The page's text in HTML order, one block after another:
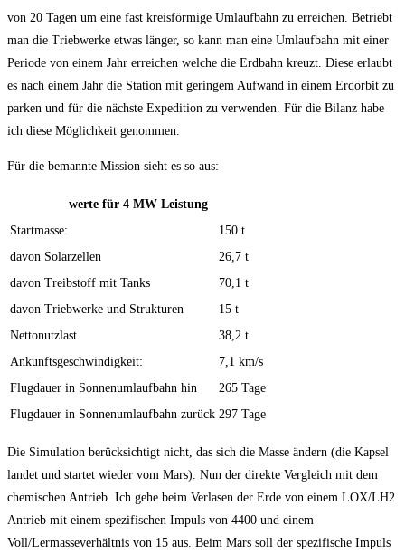
von 20 Tagen um eine fast kreisförmige Umlaufbahn zu erreichen. Betriebt
man die Triebwerke etwas länger, so kann man eine Umlaufbahn mit einer
Periode von einem Jahr erreichen welche die Erdbahn kreuzt. Diese erlaubt
es nach einem Jahr die Station mit geringem Aufwand in einem Erdorbit zu
parken und für die nächste Expedition zu verwenden. Für die Bilanz habe
ich diese Möglichkeit genommen.
Für die bemannte Mission sieht es so aus:
werte für 4 MW Leistung
Startmasse:
150 t
davon Solarzellen
26,7 t
davon Treibstoff mit Tanks
70,1 t
davon Triebwerke und Strukturen
15 t
Nettonutzlast
38,2 t
Ankunftsgeschwindigkeit:
7,1 km/s
Flugdauer in Sonnenumlaufbahn hin
265 Tage
Flugdauer in Sonnenumlaufbahn zurück 297 Tage
Die Simulation berücksichtigt nicht, das sich die Masse ändern (die Kapsel
landet und startet wieder vom Mars). Nun der direkte Vergleich mit dem
chemischen Antrieb. Ich gehe beim Verlasen der Erde von einem LOX/LH2
Antrieb mit einem spezifischen Impuls von 4400 und einem
Voll/Lermasseverhältnis von 15 aus. Beim Mars soll der spezifische Impuls